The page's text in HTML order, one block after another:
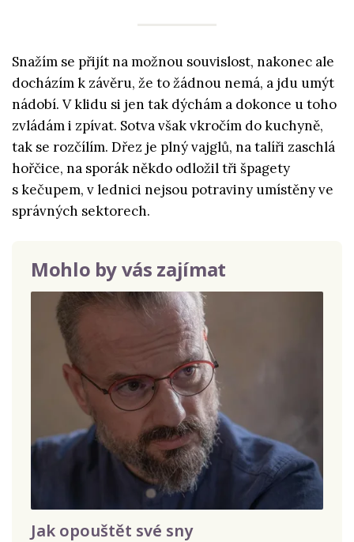
Snažím se přijít na možnou souvislost, nakonec ale
docházím k závěru, že to žádnou nemá, a jdu umýt
nádobí. V klidu si jen tak dýchám a dokonce u toho
zvládám i zpívat. Sotva však vkročím do kuchyně,
tak se rozčílím. Dřez je plný vajglů, na talíři zaschlá
hořčice, na sporák někdo odložil tři špagety
s kečupem, v lednici nejsou potraviny umístěny ve
správných sektorech.
Mohlo by vás zajímat
Jak opouštět své sny